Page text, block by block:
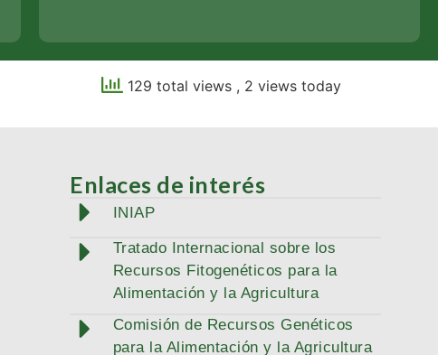
129 total views , 2 views today
Enlaces de interés
INIAP
Tratado Internacional sobre los
Recursos Fitogenéticos para la
Alimentación y la Agricultura
Comisión de Recursos Genéticos
para la Alimentación y la Agricultura